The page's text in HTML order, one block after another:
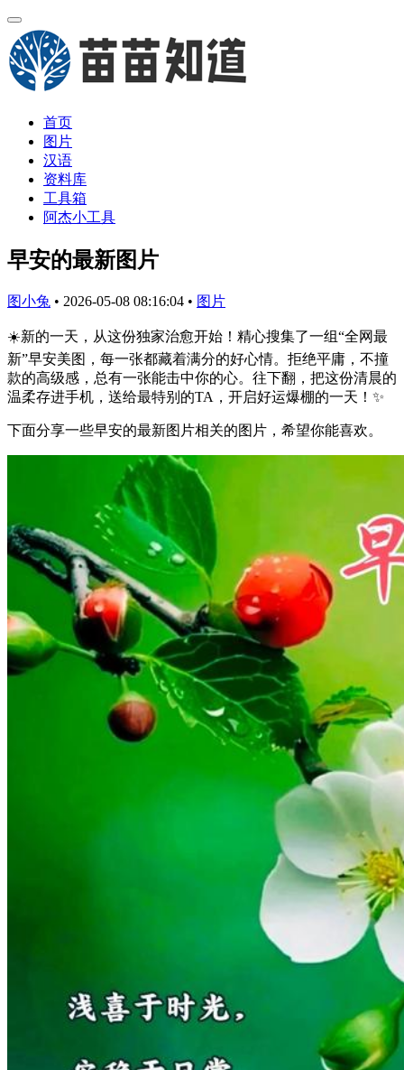
首页
图片
汉语
资料库
工具箱
阿杰小工具
早安的最新图片
图小兔 • 2026-05-08 08:16:04 • 图片
☀️新的一天，从这份独家治愈开始！精心搜集了一组“全网最
新”早安美图，每一张都藏着满分的好心情。拒绝平庸，不撞
款的高级感，总有一张能击中你的心。往下翻，把这份清晨的
温柔存进手机，送给最特别的TA，开启好运爆棚的一天！✨
下面分享一些早安的最新图片相关的图片，希望你能喜欢。